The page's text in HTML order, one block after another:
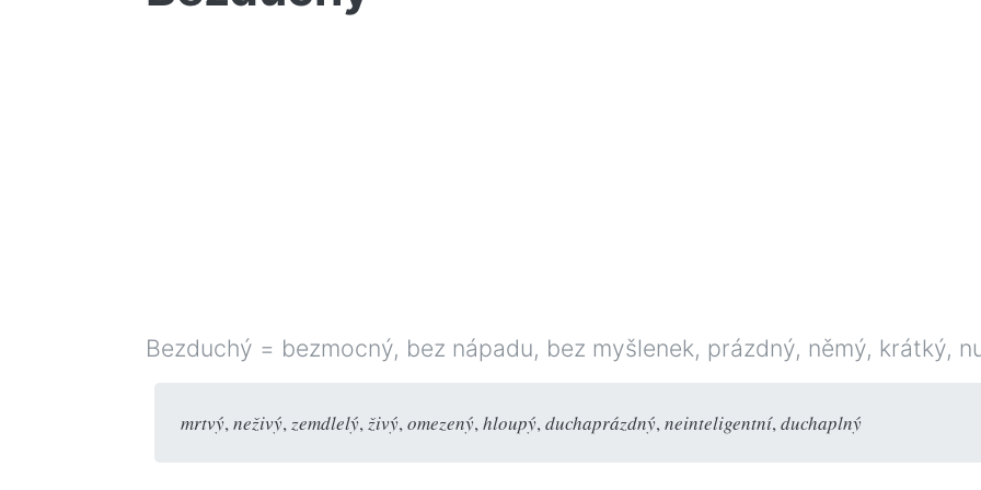
Bezduchý = bezmocný, bez nápadu, bez myšlenek, prázdný, němý, krátký,
mrtvý, neživý, zemdlelý, živý, omezený, hloupý, duchaprázdný, neinteligentní, duchaplný